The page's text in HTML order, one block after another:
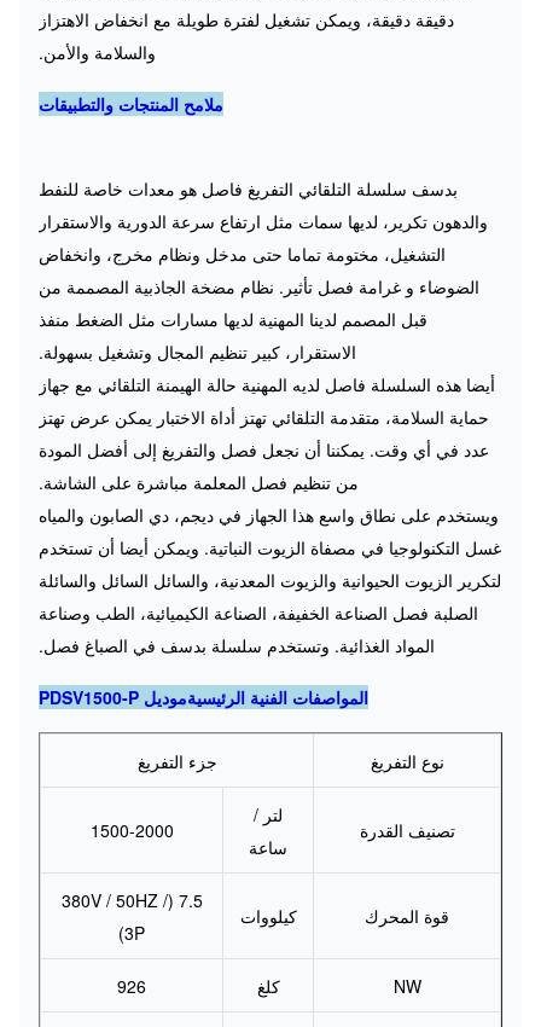
دقيقة دقيقة، ويمكن تشغيل لفترة طويلة مع انخفاض الاهتزاز
والسلامة والأمن.
ملامح المنتجات والتطبيقات
بدسف سلسلة التلقائي التفريغ فاصل هو معدات خاصة للنفط
والدهون تكرير، لديها سمات مثل ارتفاع سرعة الدورية والاستقرار
التشغيل، مختومة تماما حتى مدخل ونظام مخرج، وانخفاض
الضوضاء و غرامة فصل تأثير. نظام مضخة الجاذبية المصممة من
قبل المصمم لدينا المهنية لديها مسارات مثل الضغط منفذ
الاستقرار، كبير تنظيم المجال وتشغيل بسهولة.
أيضا هذه السلسلة فاصل لديه المهنية حالة الهيمنة التلقائي مع جهاز
حماية السلامة، متقدمة التلقائي تهتز أداة الاختبار يمكن عرض تهتز
عدد في أي وقت. يمكننا أن نجعل فصل والتفريغ إلى أفضل المودة
من تنظيم فصل المعلمة مباشرة على الشاشة.
ويستخدم على نطاق واسع هذا الجهاز في ديجم، دي الصابون والمياه
غسل ​​التكنولوجيا في مصفاة الزيوت النباتية. ويمكن أيضا أن تستخدم
لتكرير الزيوت الحيوانية والزيوت المعدنية، والسائل السائل والسائلة
الصلبة فصل الصناعة الخفيفة، الصناعة الكيميائية، الطب وصناعة
المواد الغذائية. وتستخدم سلسلة بدسف في الصباغ فصل.
المواصفات الفنية الرئيسيةموديل PDSV1500-P
نوع التفريغ جزء التفريغ
تصنيف القدرة
لتر /
ساعة
1500-2000
قوة المحرك كيلووات
7.5 (380V / 50HZ /
3P)
NW كلغ 926